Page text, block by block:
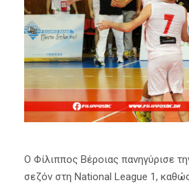
Ο Φίλιππος Βέροιας πανηγύρισε
σεζόν στη National League 1,